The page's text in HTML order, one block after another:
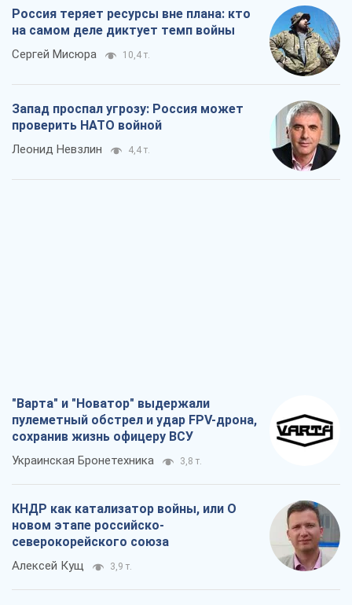
Россия теряет ресурсы вне плана: кто
на самом деле диктует темп войны
Сергей Мисюра 10,4 т.
Запад проспал угрозу: Россия может
проверить НАТО войной
Леонид Невзлин 4,4 т.
"Варта" и "Новатор" выдержали
пулеметный обстрел и удар FPV-дрона,
сохранив жизнь офицеру ВСУ
Украинская Бронетехника 3,8 т.
КНДР как катализатор войны, или О
новом этапе российско-
северокорейского союза
Алексей Кущ 3,9 т.